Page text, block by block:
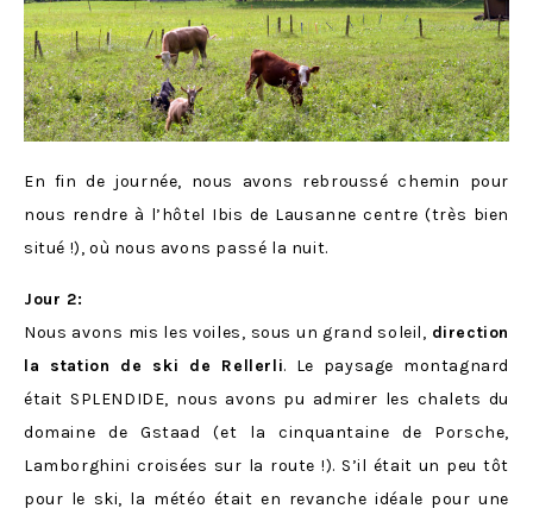
En fin de journée, nous avons rebroussé chemin pour
nous rendre à l’hôtel Ibis de Lausanne centre (très bien
situé !), où nous avons passé la nuit.
Jour 2:
Nous avons mis les voiles, sous un grand soleil, direction
la station de ski de Rellerli. Le paysage montagnard
était SPLENDIDE, nous avons pu admirer les chalets du
domaine de Gstaad (et la cinquantaine de Porsche,
Lamborghini croisées sur la route !). S’il était un peu tôt
pour le ski, la météo était en revanche idéale pour une